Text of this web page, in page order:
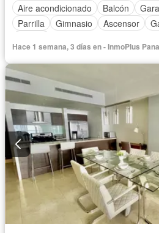
Aire acondicionado
Balcón
Parrilla
Gimnasio Ascensor
Hace 1 semana, 3 días en - InmoPlus